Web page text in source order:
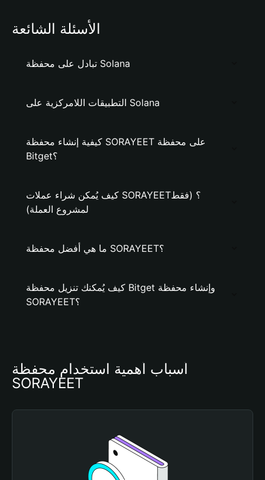
الأسئلة الشائعة
تبادل على محفظة Solana
التطبيقات اللامركزية على Solana
كيفية إنشاء محفظة SORAYEET على محفظة
Bitget؟
كيف يُمكن شراء عملات SORAYEET؟ (فقط
لمشروع العملة)
ما هي أفضل محفظة SORAYEET؟
كيف يُمكنك تنزيل محفظة Bitget وإنشاء محفظة
SORAYEET؟
أسباب أهمية استخدام محفظة
SORAYEET